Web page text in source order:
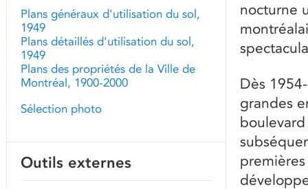
nocturne
Dès
grandes
boulevard
Plans généraux d'utilisation du sol,
1949
Plans détaillés d'utilisation du sol,
1949
Plans des propriétés de la Ville de
Montréal, 1900-2000
Sélection photo
Outils externes